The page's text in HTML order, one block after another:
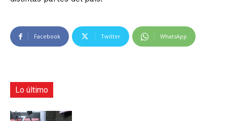
Facebook Twitter WhatsApp
Lo último